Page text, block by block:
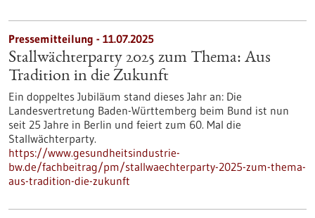
Pressemitteilung - 11.07.2025
Stallwächterparty 2025 zum Thema: Aus
Tradition in die Zukunft
Ein doppeltes Jubiläum stand dieses Jahr an: Die
Landesvertretung Baden-Württemberg beim Bund ist nun
seit 25 Jahre in Berlin und feiert zum 60. Mal die
Stallwächterparty.
https://www.gesundheitsindustrie-
bw.de/fachbeitrag/pm/stallwaechterparty-2025-zum-thema-
aus-tradition-die-zukunft